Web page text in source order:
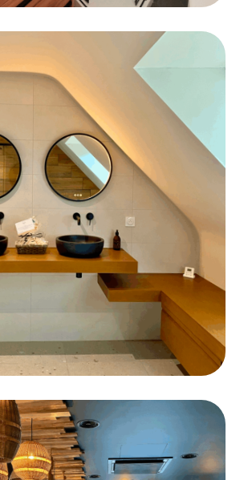
d’une salle de bains
d’une salle de bains
sur la commune de Quéven